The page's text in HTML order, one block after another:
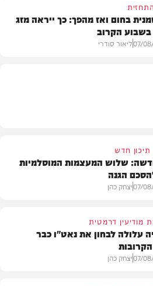
בחום ואז מהפך: כך ייראה מזג
בשבוע הקרוב
07/ליאור סודרי
חדש
שלוש המעצמות המוסלמיות
הגנה
07/יצחק כהן
מודיעין דרמטית
עלולה לבחון את נאט"ו כבר
07/יצחק כהן